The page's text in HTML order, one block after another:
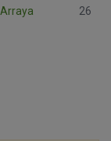
Arraya 26